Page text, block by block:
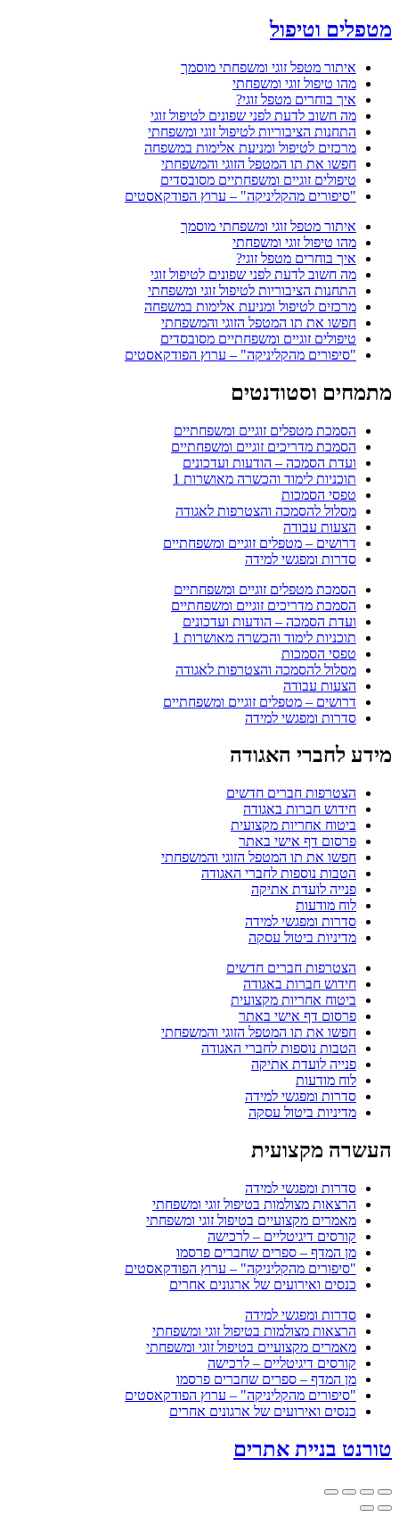
מטפלים וטיפול
איתור מטפל זוגי ומשפחתי מוסמך
מהו טיפול זוגי ומשפחתי
איך בוחרים מטפל זוגי?
מה חשוב לדעת לפני שפונים לטיפול זוגי
התחנות הציבוריות לטיפול זוגי ומשפחתי
מרכזים לטיפול ומניעת אלימות במשפחה
חפשו את תו המטפל הזוגי והמשפחתי
טיפולים זוגיים ומשפחתיים מסובסדים
"סיפורים מהקליניקה" – ערוץ הפודקאסטים
איתור מטפל זוגי ומשפחתי מוסמך
מהו טיפול זוגי ומשפחתי
איך בוחרים מטפל זוגי?
מה חשוב לדעת לפני שפונים לטיפול זוגי
התחנות הציבוריות לטיפול זוגי ומשפחתי
מרכזים לטיפול ומניעת אלימות במשפחה
חפשו את תו המטפל הזוגי והמשפחתי
טיפולים זוגיים ומשפחתיים מסובסדים
"סיפורים מהקליניקה" – ערוץ הפודקאסטים
מתמחים וסטודנטים
הסמכת מטפלים זוגיים ומשפחתיים
הסמכת מדריכים זוגיים ומשפחתיים
ועדת הסמכה – הודעות ועדכונים
תוכניות לימוד והכשרה מאושרות 1
טפסי הסמכות
מסלול להסמכה והצטרפות לאגודה
הצעות עבודה
דרושים – מטפלים זוגיים ומשפחתיים
סדרות ומפגשי למידה
הסמכת מטפלים זוגיים ומשפחתיים
הסמכת מדריכים זוגיים ומשפחתיים
ועדת הסמכה – הודעות ועדכונים
תוכניות לימוד והכשרה מאושרות 1
טפסי הסמכות
מסלול להסמכה והצטרפות לאגודה
הצעות עבודה
דרושים – מטפלים זוגיים ומשפחתיים
סדרות ומפגשי למידה
מידע לחברי האגודה
הצטרפות חברים חדשים
חידוש חברות באגודה
ביטוח אחריות מקצועית
פרסום דף אישי באתר
חפשו את תו המטפל הזוגי והמשפחתי
הטבות נוספות לחברי האגודה
פנייה לועדת אתיקה
לוח מודעות
סדרות ומפגשי למידה
מדיניות ביטול עסקה
הצטרפות חברים חדשים
חידוש חברות באגודה
ביטוח אחריות מקצועית
פרסום דף אישי באתר
חפשו את תו המטפל הזוגי והמשפחתי
הטבות נוספות לחברי האגודה
פנייה לועדת אתיקה
לוח מודעות
סדרות ומפגשי למידה
מדיניות ביטול עסקה
העשרה מקצועית
סדרות ומפגשי למידה
הרצאות מצולמות בטיפול זוגי ומשפחתי
מאמרים מקצועיים בטיפול זוגי ומשפחתי
קורסים דיגיטליים – לרכישה
מן המדף – ספרים שחברים פרסמו
"סיפורים מהקליניקה" – ערוץ הפודקאסטים
כנסים ואירועים של ארגונים אחרים
סדרות ומפגשי למידה
הרצאות מצולמות בטיפול זוגי ומשפחתי
מאמרים מקצועיים בטיפול זוגי ומשפחתי
קורסים דיגיטליים – לרכישה
מן המדף – ספרים שחברים פרסמו
"סיפורים מהקליניקה" – ערוץ הפודקאסטים
כנסים ואירועים של ארגונים אחרים
טורנט בניית אתרים